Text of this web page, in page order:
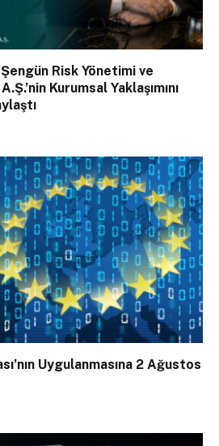
Risk Yönetimi ve
Kurumsal Yaklaşımını
Uygulanmasına 2 Ağustos